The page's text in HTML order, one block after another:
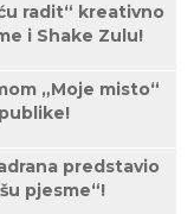
radit“ kreativno
i Shake Zulu!
„Moje misto“
predstavio
pjesme“!